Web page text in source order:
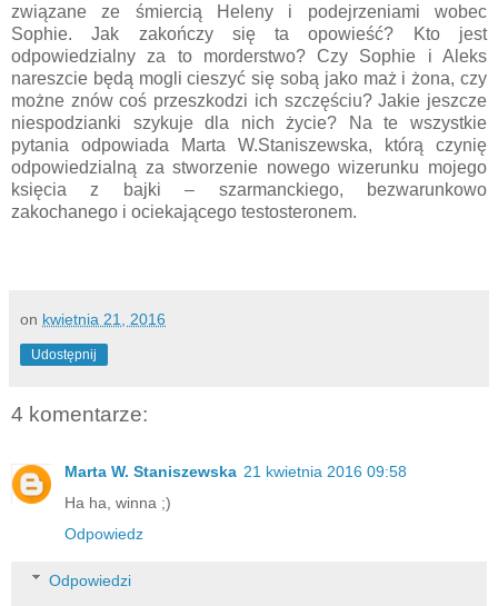
związane ze śmiercią Heleny i podejrzeniami wobec
Sophie. Jak zakończy się ta opowieść? Kto jest
odpowiedzialny za to morderstwo? Czy Sophie i Aleks
nareszcie będą mogli cieszyć się sobą jako maż i żona, czy
możne znów coś przeszkodzi ich szczęściu? Jakie jeszcze
niespodzianki szykuje dla nich życie? Na te wszystkie
pytania odpowiada Marta W.Staniszewska, którą czynię
odpowiedzialną za stworzenie nowego wizerunku mojego
księcia z bajki – szarmanckiego, bezwarunkowo
zakochanego i ociekającego testosteronem.
on kwietnia 21, 2016
Udostępnij
4 komentarze:
Marta W. Staniszewska 21 kwietnia 2016 09:58
Ha ha, winna ;)
Odpowiedz
Odpowiedzi